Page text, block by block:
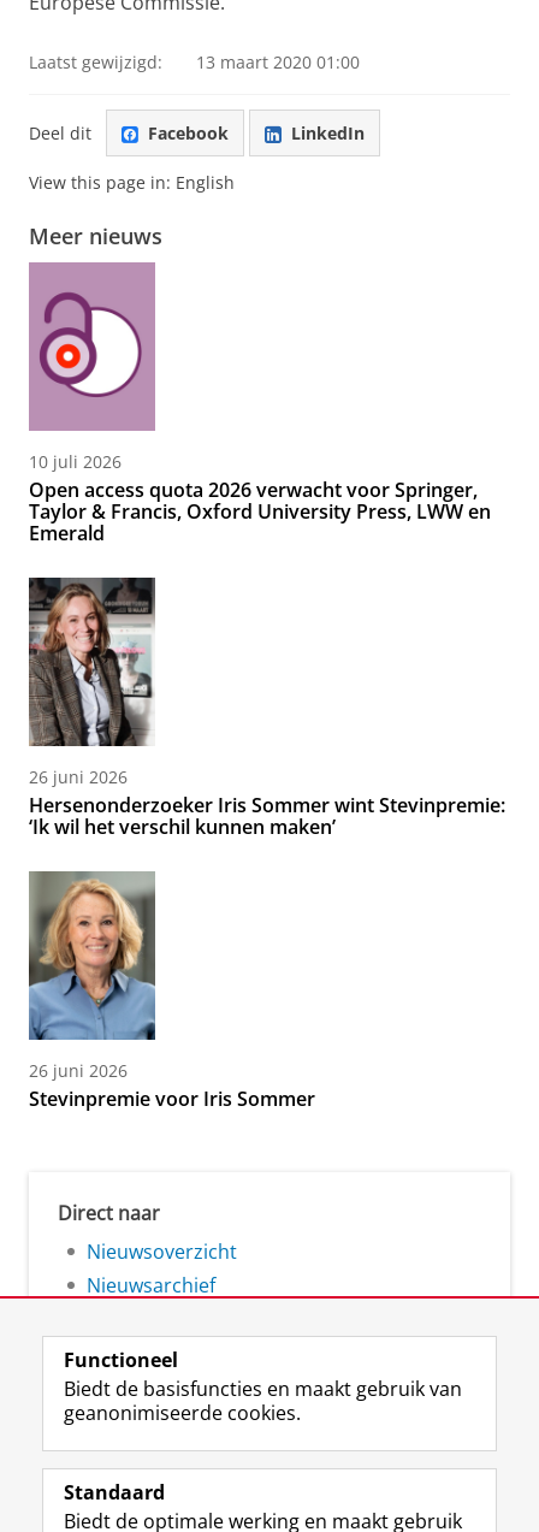
Laatst gewijzigd: 13 maart 2020 01:00
Deel dit Facebook LinkedIn
View this page in: English
Meer nieuws
10 juli 2026
Open access quota 2026 verwacht voor Springer,
Taylor & Francis, Oxford University Press, LWW en
Emerald
26 juni 2026
Hersenonderzoeker Iris Sommer wint Stevinpremie:
‘Ik wil het verschil kunnen maken’
26 juni 2026
Stevinpremie voor Iris Sommer
Direct naar
Nieuwsoverzicht
Nieuwsarchief
Volg de RUG
F
a
e
L
i
k
R
S
-
I
n
t
Y
o
T
Functioneel
Biedt de basisfuncties en maakt gebruik van
geanonimiseerde cookies.
Standaard
Biedt de optimale werking en maakt gebruik